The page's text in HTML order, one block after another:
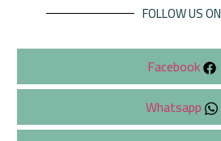
FOLLOW US ON
Facebook